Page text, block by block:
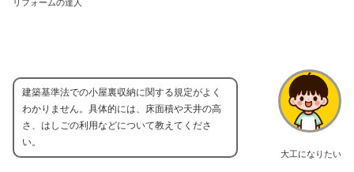
リフォームの達人
大工になりたい
建築基準法での小屋裏収納に関する規定がよく
わかりません。具体的には、床面積や天井の高
さ、はしごの利用などについて教えてくださ
い。